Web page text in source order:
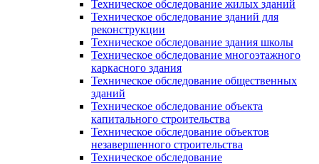
Техническое обследование жилых зданий
Техническое обследование зданий для
реконструкции
Техническое обследование здания школы
Техническое обследование многоэтажного
каркасного здания
Техническое обследование общественных
зданий
Техническое обследование объекта
капитального строительства
Техническое обследование объектов
незавершенного строительства
Техническое обследование